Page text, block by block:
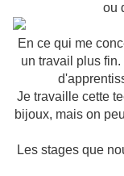
ou
En ce qui me
un travail plus
Je travaille cette
bijoux, mais on
Les stages que